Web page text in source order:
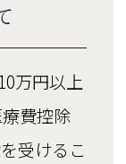
万円以上
費控除
受けるこ